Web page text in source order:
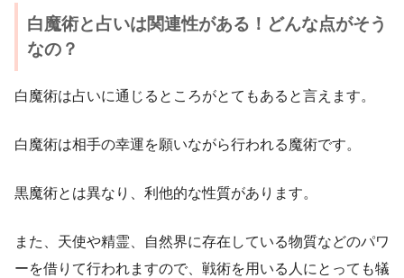
白魔術と占いは関連性がある！どんな点がそう
なの？
白魔術は占いに通じるところがとてもあると言えます。
白魔術は相手の幸運を願いながら行われる魔術です。
黒魔術とは異なり、利他的な性質があります。
また、天使や精霊、自然界に存在している物質などのパワ
ーを借りて行われますので、戦術を用いる人にとっても犠